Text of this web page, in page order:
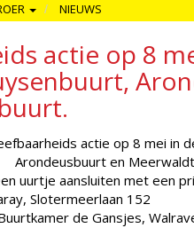
NIEUWS
actie op 8
actie op 8 mei in
Arondeusbuurt en
uurtje aansluiten met een
Slotermeerlaan 152
de Gansjes,